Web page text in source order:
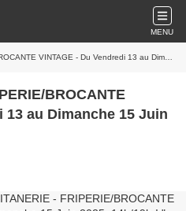
MENU
- Du Vendredi 13 au Dimanche 15 Juin 2025, 14h/19h !
BROCANTE
13 au Dimanche 15 Juin